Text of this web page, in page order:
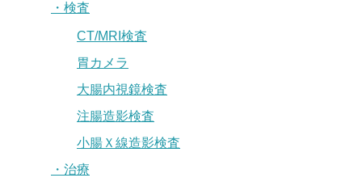
・検査
CT/MRI検査
胃カメラ
大腸内視鏡検査
注腸造影検査
小腸Ｘ線造影検査
・治療